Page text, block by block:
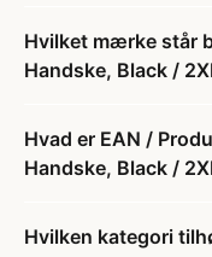
Hvilket mærke står
Handske, Black /
Hvad er EAN /
Handske, Black /
Hvilken kategori